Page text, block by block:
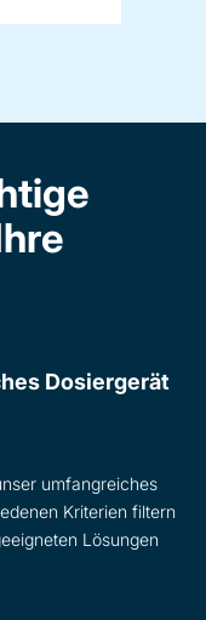
Dosiergerät
umfangreiches
Kriterien filtern
Lösungen